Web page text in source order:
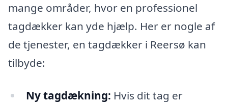
mange områder, hvor en professionel
tagdækker kan yde hjælp. Her er nogle af
de tjenester, en tagdækker i Reersø kan
tilbyde:
Ny tagdækning: Hvis dit tag er